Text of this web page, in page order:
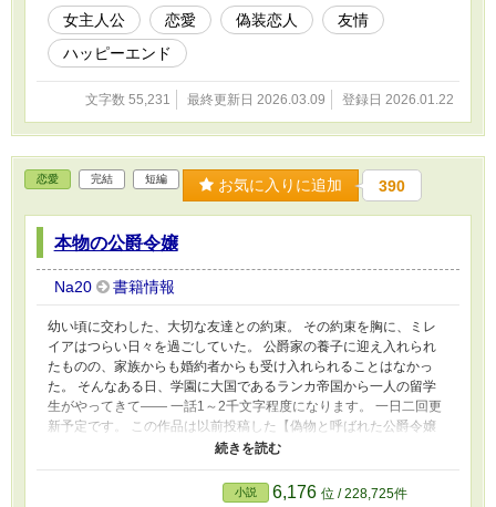
女主人公 恋愛 偽装恋人
友情
ハッピーエンド
文字数 55,231 最終更新日 2026.03.09 登録日 2026.01.22
恋愛 完結 短編 お気に入りに追加 390
本物の公爵令嬢
Na20 書籍情報
幼い頃に交わした、大切な友達との約束。 その約束を胸に、ミレ
イアはつらい日々を過ごしていた。 公爵家の養子に迎え入れられ
たものの、家族からも婚約者からも受け入れられることはなかっ
た。 そんなある日、学園に大国であるランカ帝国から一人の留学
生がやってきて―― 一話1～2千文字程度になります。 一日二回更
新予定です。 この作品は以前投稿した【偽物と呼ばれた公爵令嬢
は正真正銘の本物でした～私は不要とのことなのでこの国から出て
いきます～】を加筆・修正したものです。 この作品の投稿後、以
前の作品は取り下げ予定です。小説 6,176 位 / 228,725件